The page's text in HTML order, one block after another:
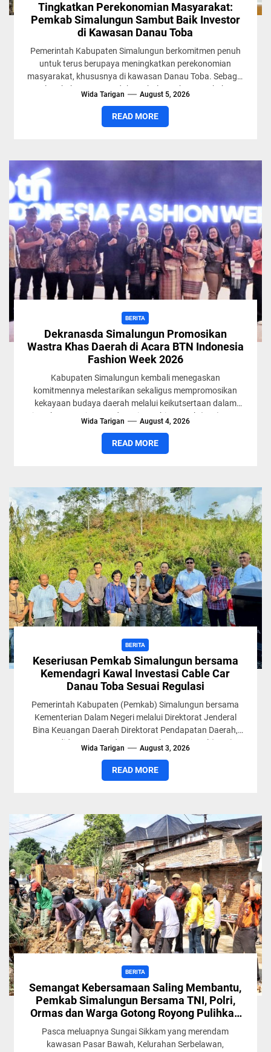
Tingkatkan Perekonomian Masyarakat:
Pemkab Simalungun Sambut Baik Investor
di Kawasan Danau Toba
Pemerintah Kabupaten Simalungun berkomitmen penuh
untuk terus berupaya meningkatkan perekonomian
masyarakat, khususnya di kawasan Danau Toba. Sebagai
langkah nyata mendukung hal tersebut, Pemkab
Wida Tarigan August 5, 2026
READ MORE
BERITA
Dekranasda Simalungun Promosikan
Wastra Khas Daerah di Acara BTN Indonesia
Fashion Week 2026
Kabupaten Simalungun kembali menegaskan
komitmennya melestarikan sekaligus mempromosikan
kekayaan budaya daerah melalui keikutsertaan dalam
ajang bergengsi BTN Indonesia Fashion Week (IFW) 2026.
Wida Tarigan August 4, 2026
READ MORE
BERITA
Keseriusan Pemkab Simalungun bersama
Kemendagri Kawal Investasi Cable Car
Danau Toba Sesuai Regulasi
Pemerintah Kabupaten (Pemkab) Simalungun bersama
Kementerian Dalam Negeri melalui Direktorat Jenderal
Bina Keuangan Daerah Direktorat Pendapatan Daerah,
serta didampingi Badan Pertanahan Nasional (BPN)
Wida Tarigan August 3, 2026
READ MORE
BERITA
Semangat Kebersamaan Saling Membantu,
Pemkab Simalungun Bersama TNI, Polri,
Ormas dan Warga Gotong Royong Pulihkan
Serbelawan
Pasca meluapnya Sungai Sikkam yang merendam
kawasan Pasar Bawah, Kelurahan Serbelawan,